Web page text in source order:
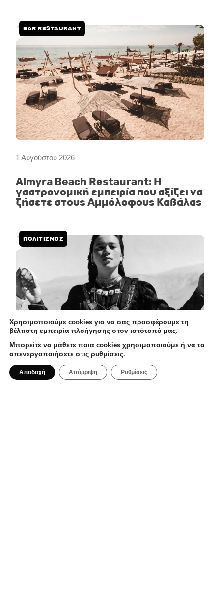
1 Αυγούστου 2026
BAR RESTAURANT
Almyra Beach Restaurant: Η
γαστρονομική εμπειρία που αξίζει να
ζήσετε στους Αμμόλοφους Καβάλας
31 Ιουλίου 2026
ΠΟΛΙΤΙΣΜΌΣ
Χρησιμοποιούμε cookies για να σας προσφέρουμε τη
βέλτιστη εμπειρία πλοήγησης στον ιστότοπό μας.
Μπορείτε να μάθετε ποια cookies χρησιμοποιούμε ή να τα
απενεργοποιήσετε στις ρυθμίσεις.
Αποδοχή Απόρριψη Ρυθμίσεις